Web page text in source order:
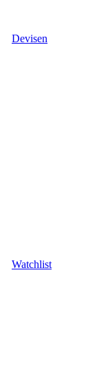
Devisen
Watchlist